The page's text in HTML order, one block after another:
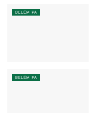
BELÉM PA
BELÉM PA